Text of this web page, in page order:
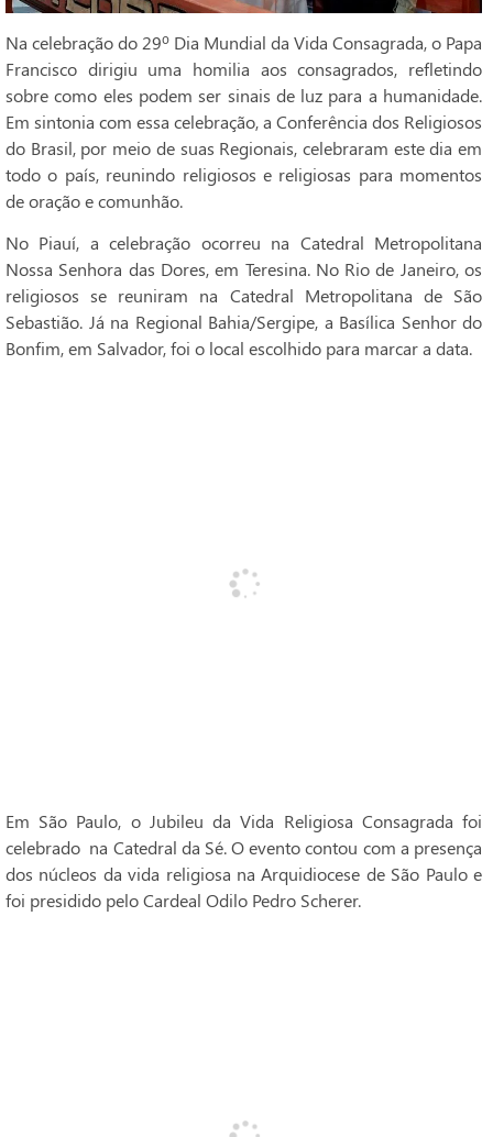
Na celebração do 29º Dia Mundial da Vida Consagrada, o Papa
Francisco dirigiu uma homilia aos consagrados, refletindo
sobre como eles podem ser sinais de luz para a humanidade.
Em sintonia com essa celebração, a Conferência dos Religiosos
do Brasil, por meio de suas Regionais, celebraram este dia em
todo o país, reunindo religiosos e religiosas para momentos
de oração e comunhão.
No Piauí, a celebração ocorreu na Catedral Metropolitana
Nossa Senhora das Dores, em Teresina. No Rio de Janeiro, os
religiosos se reuniram na Catedral Metropolitana de São
Sebastião. Já na Regional Bahia/Sergipe, a Basílica Senhor do
Bonfim, em Salvador, foi o local escolhido para marcar a data.
Em São Paulo, o Jubileu da Vida Religiosa Consagrada foi
celebrado na Catedral da Sé. O evento contou com a presença
dos núcleos da vida religiosa na Arquidiocese de São Paulo e
foi presidido pelo Cardeal Odilo Pedro Scherer.